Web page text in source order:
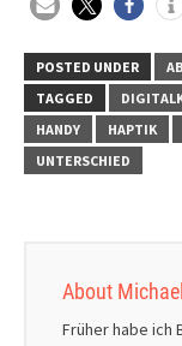
POSTED UNDER
TAGGED
HANDY
HAPTIK
UNTERSCHIED
About
Früher habe ich